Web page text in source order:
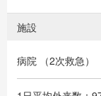
施設
病院 （2次救急）